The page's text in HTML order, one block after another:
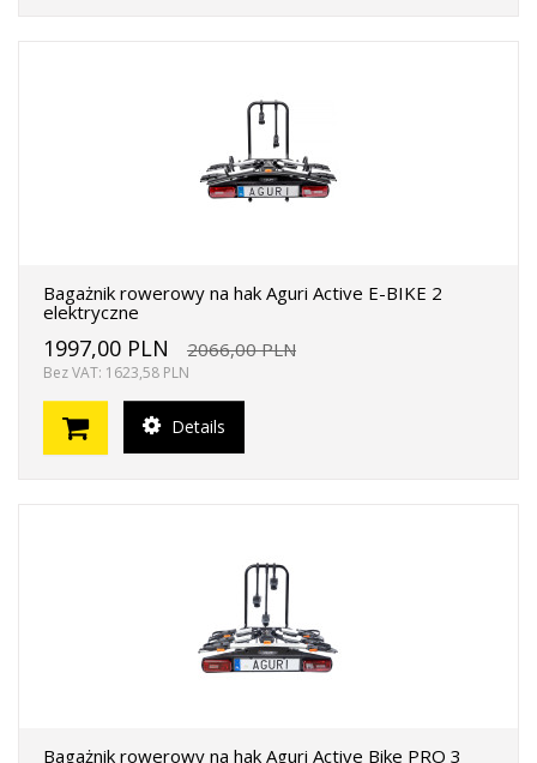
Bagażnik rowerowy na hak Aguri Active E-BIKE 2
elektryczne
1997,00 PLN 2066,00 PLN
Bez VAT: 1623,58 PLN
Details
Bagażnik rowerowy na hak Aguri Active Bike PRO 3